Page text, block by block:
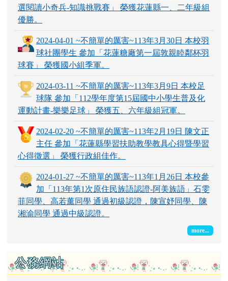
選閱讀小奇兵-知識挑戰賽」 榮獲花蓮縣一、二年級組
優勝。
2024-04-01 ~不簡單的厲害~113年3月30日 本校羽
球社團學生 參加「花蓮糖廠第一屆敦親睦鄰杯羽
球賽」 榮獲國小組季軍。
2024-03-11 ~不簡單的厲害~113年3月9日 本校足
球隊 參加「112學年度第15屆國中小學生普及化
運動計畫-樂樂足球」 榮獲五、六年級組冠軍。
2024-02-20 ~不簡單的厲害~113年2月19日 陳文正
主任 參加「花蓮縣學習扶助教學教具心得暨學習
心得徵選」 榮獲行政組佳作。
2024-01-27 ~不簡單的厲害~113年1月26日 本校參
加「113年第1次原住民族語認證-阿美族語」石雯
菲同學、高若薰同學 通過初級認證，陳宣妤同學、陳
湘渝同學 通過中級認證。
more...
公務網站